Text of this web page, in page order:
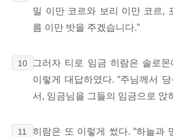
밀 이만 코르와 보리 이만 코르,
름 이만 밧을 주겠습니다.”
10
그러자 티로 임금 히람은 솔로몬
이렇게 대답하였다. “주님께서
서, 임금님을 그들의 임금으로 앉
11
히람은 또 이렇게 썼다. “하늘과